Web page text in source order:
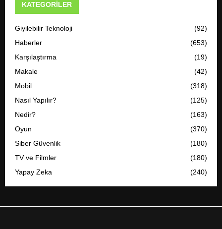
KATEGORILER
Giyilebilir Teknoloji
(92)
Haberler
(653)
Karşılaştırma
(19)
Makale
(42)
Mobil
(318)
Nasıl Yapılır?
(125)
Nedir?
(163)
Oyun
(370)
Siber Güvenlik
(180)
TV ve Filmler
(180)
Yapay Zeka
(240)